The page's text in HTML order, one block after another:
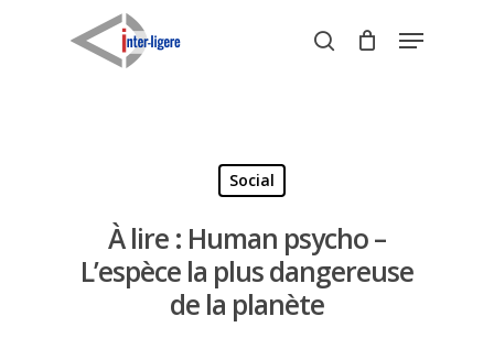
search
Menu
Social
À lire : Human psycho –
L’espèce la plus dangereuse
de la planète